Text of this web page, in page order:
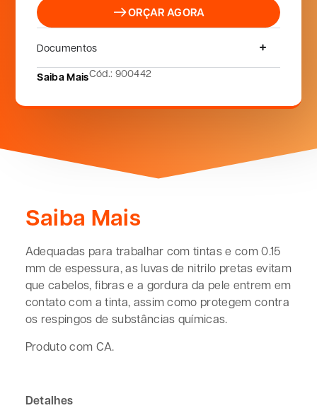
ORÇAR AGORA
Documentos
Saiba MaisCód.: 900442
Saiba Mais
Adequadas para trabalhar com tintas e com 0.15
mm de espessura, as luvas de nitrilo pretas evitam
que cabelos, fibras e a gordura da pele entrem em
contato com a tinta, assim como protegem contra
os respingos de substâncias químicas.
Produto com CA.
Detalhes